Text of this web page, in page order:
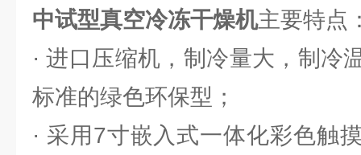
中试型真空冷冻干燥机主要特点
· 进口压缩机，制冷量大，制冷
标准的绿色环保型；
· 采用7寸嵌入式一体化彩色触